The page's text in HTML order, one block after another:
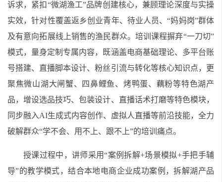
诉求，紧扣“微湖渔工”品牌创建核心，兼顾理论深度与实操
实效，针对性覆盖返乡创业青年、待业人员、“妈妈岗”群体
及有意向拓展线上销售的渔民群众。培训课程摒弃“一刀切”
模式，量身定制专属内容，既涵盖电商基础理论、多平台账
号搭建、直播脚本设计、粉丝引流与转化等核心知识点，更
聚焦微山湖大闸蟹、四鼻鲤鱼、烤鸭蛋、藕粉等特色湖产
品，增设选品技巧、包装设计、直播话术打磨等特色模块，
同步融入AI生成式内容创作、虚拟人直播等前沿技能，全力
破解群众“学不会、用不上、跟不上”的培训痛点。
授课过程中，讲师采用“案例拆解+场景模拟+手把手辅
导”的教学模式，结合本地电商企业成功案例，拆解湖产品